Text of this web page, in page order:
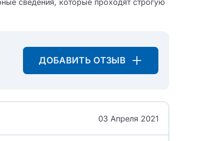
сведения, которые проходят строгую
ДОБАВИТЬ ОТЗЫВ
03 Апреля 2021